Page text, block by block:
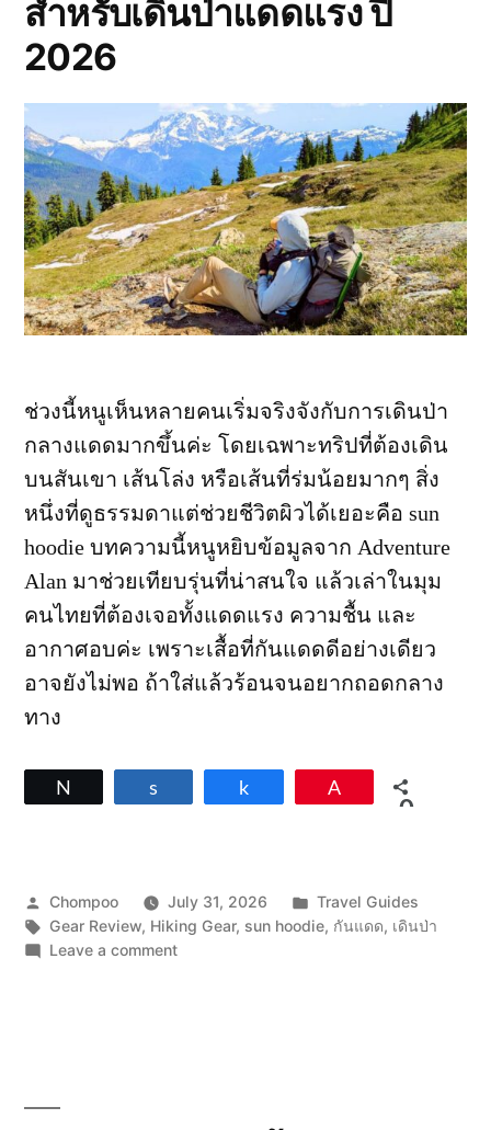
ชอบ:
6
ช่วย
ให้
ปลอดภัย
ไม่
ทำร้าย
เส้น
ทาง
สำหรับเดินป่าแดดแรง ปี
2026
ช่วงนี้หนูเห็นหลายคนเริ่มจริงจังกับการเดินป่า
กลางแดดมากขึ้นค่ะ โดยเฉพาะทริปที่ต้องเดิน
บนสันเขา เส้นโล่ง หรือเส้นที่ร่มน้อยมากๆ สิ่ง
หนึ่งที่ดูธรรมดาแต่ช่วยชีวิตผิวได้เยอะคือ sun
hoodie บทความนี้หนูหยิบข้อมูลจาก Adventure
Alan มาช่วยเทียบรุ่นที่น่าสนใจ แล้วเล่าในมุม
คนไทยที่ต้องเจอทั้งแดดแรง ความชื้น และ
อากาศอบค่ะ เพราะเสื้อที่กันแดดดีอย่างเดียว
อาจยังไม่พอ ถ้าใส่แล้วร้อนจนอยากถอดกลาง
ทาง
0
Posted
by
Chompoo July 31, 2026
Posted
in
Travel Guides
Tags:
Gear Review, Hiking Gear, sun hoodie, กันแดด, เดินป่า
Leave a commenton